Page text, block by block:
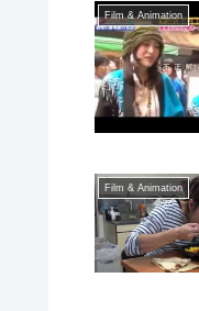
Film & Animation
Film & Animation